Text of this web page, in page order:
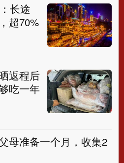
长途
超70%
返程后
吃一年
母准备一个月，收集2